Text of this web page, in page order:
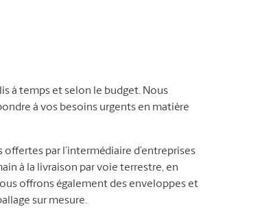
à temps et selon le budget. Nous
à vos besoins urgents en matière
par l’intermédiaire d’entreprises
à la livraison par voie terrestre, en
offrons également des enveloppes et
sur mesure.